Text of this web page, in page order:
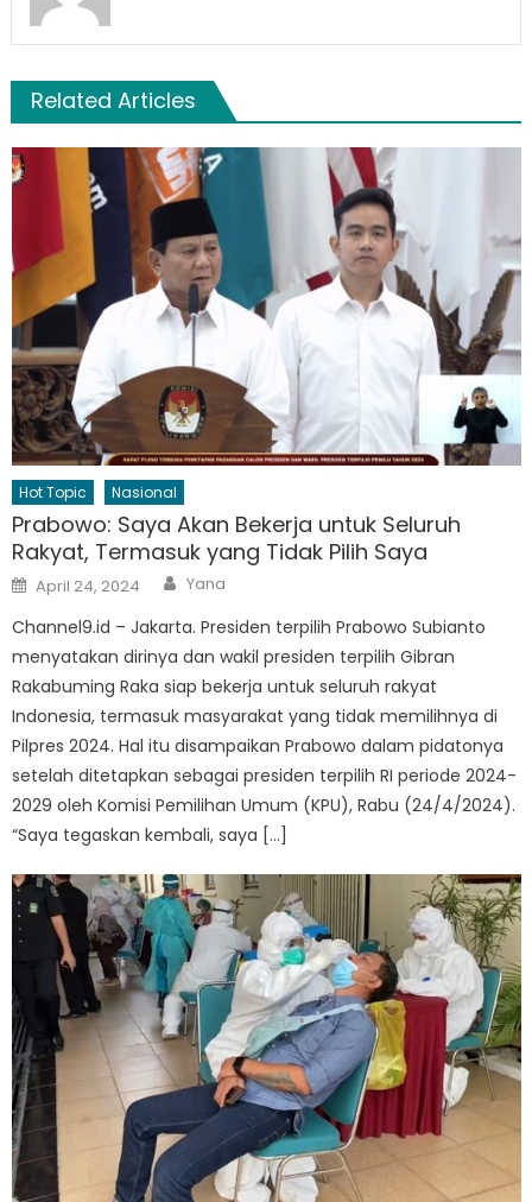
Related Articles
Hot Topic Nasional
Prabowo: Saya Akan Bekerja untuk Seluruh
Rakyat, Termasuk yang Tidak Pilih Saya
Posted
on
April 24, 2024 Author
Yana
Channel9.id – Jakarta. Presiden terpilih Prabowo Subianto
menyatakan dirinya dan wakil presiden terpilih Gibran
Rakabuming Raka siap bekerja untuk seluruh rakyat
Indonesia, termasuk masyarakat yang tidak memilihnya di
Pilpres 2024. Hal itu disampaikan Prabowo dalam pidatonya
setelah ditetapkan sebagai presiden terpilih RI periode 2024-
2029 oleh Komisi Pemilihan Umum (KPU), Rabu (24/4/2024).
“Saya tegaskan kembali, saya […]